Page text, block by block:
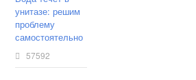
унитазе: решим
проблему
самостоятельно
57592